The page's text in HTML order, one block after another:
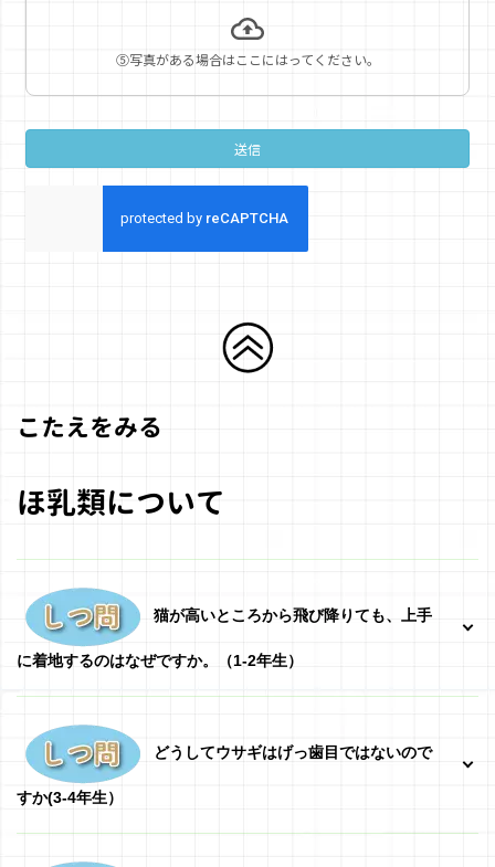
こたえをみる
ほ乳類について
猫が高いところから飛び降りても、上手
に着地するのはなぜですか。（1-2年生）
どうしてウサギはげっ歯目ではないので
すか(3-4年生）